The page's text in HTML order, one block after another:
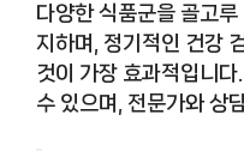
다양한 식품군을 골고
지하며, 정기적인 건강
것이 가장 효과적입니
수 있으며, 전문가와 상